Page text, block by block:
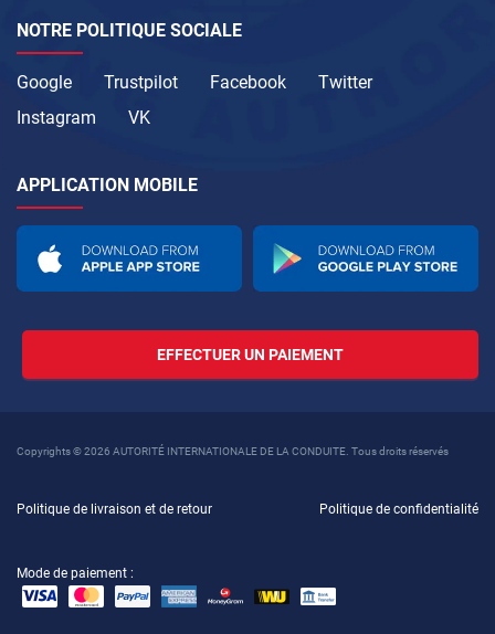
NOTRE POLITIQUE SOCIALE
Google Trustpilot Facebook
Twitter
Instagram
VK
APPLICATION MOBILE
EFFECTUER UN PAIEMENT
Copyrights © 2026 AUTORITÉ INTERNATIONALE DE LA CONDUITE. Tous droits réservés
Politique de livraison et de retour Politique de confidentialité
Mode de paiement :